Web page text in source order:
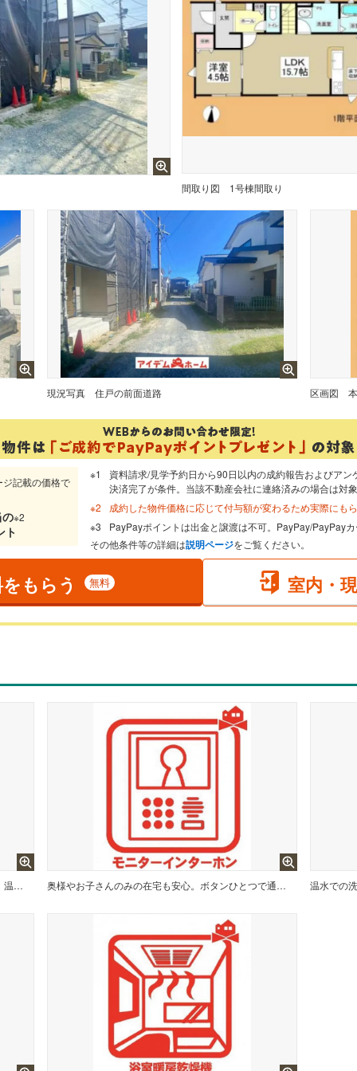
間取り図 1号棟間取り
現況写真 住戸の前面道路 区画図
記載の価格で
の※2
ト
資料請求/見学予約日から90日以内の成約報告およびア
決済完了が条件。当該不動産会社に連絡済みの場合は対
成約した物件価格に応じて付与額が変わるため実際にも
PayPayポイントは出金と譲渡は不可。PayPay/PayPay
その他条件等の詳細は説明ページをご覧ください。
もらう 無料 室内・
誰でも簡単にボタンひとつでお湯はり、追い炊き、温度調整まで可能です。 キッチンからの操作も出来ますので大変便利です。 奥様やお子さんのみの在宅も安心。ボタンひとつで通話が可能です。 突然の来訪も時間帯に関係なく鮮明な画像で確認することが出来ます。